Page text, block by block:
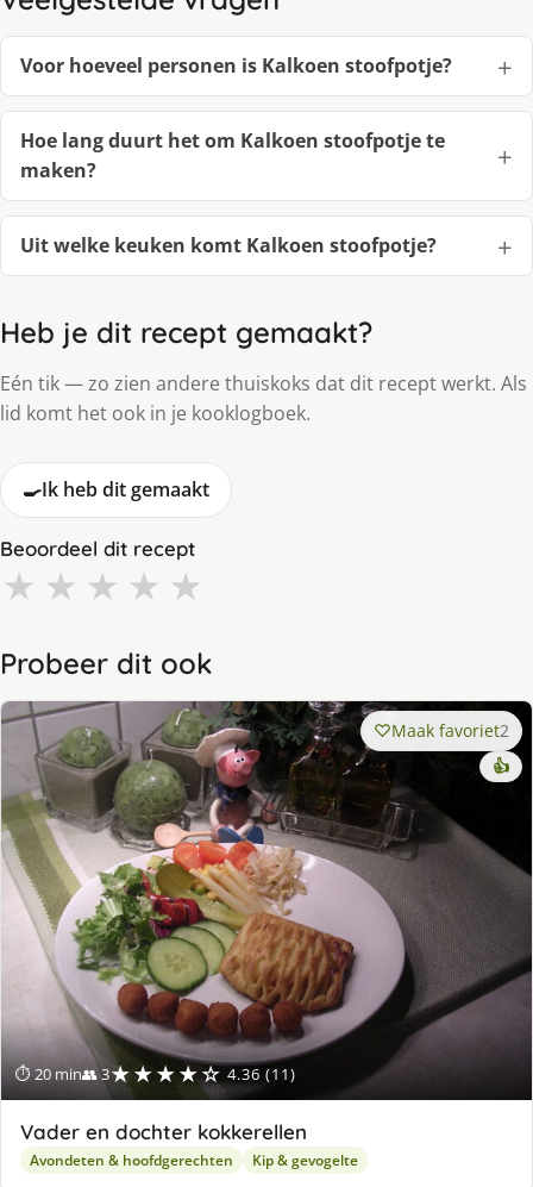
Voor hoeveel personen is Kalkoen stoofpotje?
Hoe lang duurt het om Kalkoen stoofpotje te
maken?
Uit welke keuken komt Kalkoen stoofpotje?
Heb je dit recept gemaakt?
Eén tik — zo zien andere thuiskoks dat dit recept werkt. Als
lid komt het ook in je kooklogboek.
🍳Ik heb dit gemaakt
Beoordeel dit recept
★ ★ ★ ★ ★
Probeer dit ook
⏱ 20 min👥 3★★★★☆ 4.36 (11)
Maak favoriet2
👍
Vader en dochter kokkerellen
Avondeten & hoofdgerechten Kip & gevogelte